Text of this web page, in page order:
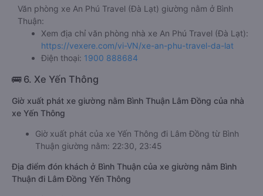
Văn phòng xe An Phú Travel (Đà Lạt) giường nằm ở Bình
Thuận:
Xem địa chỉ văn phòng nhà xe An Phú Travel (Đà Lạt):
https://vexere.com/vi-VN/xe-an-phu-travel-da-lat
Điện thoại: 1900 888684
🚌 6. Xe Yến Thông
Giờ xuất phát xe giường nằm Bình Thuận Lâm Đồng của nhà
xe Yến Thông
Giờ xuất phát của xe Yến Thông đi Lâm Đồng từ Bình
Thuận giường nằm: 22:30, 23:45
Địa điểm đón khách ở Bình Thuận của xe giường nằm Bình
Thuận đi Lâm Đồng Yến Thông